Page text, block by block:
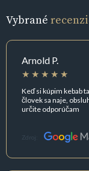
Vybrané
Arnold P.
Keď si kúpim kebab
človek sa naje,
určite odporúčam
Zdroj: